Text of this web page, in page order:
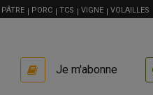
PÂTRE PORC TCS VIGNE VOLAILLES
Je m'abonne